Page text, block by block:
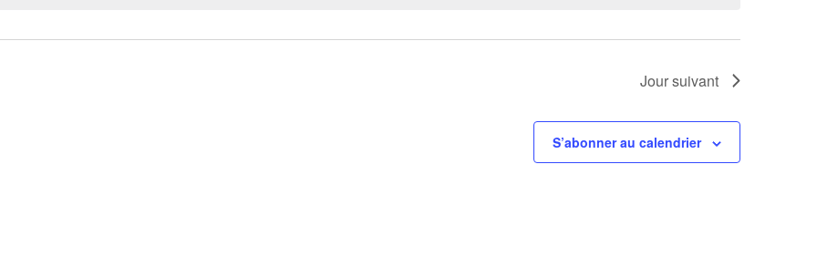
Jour suivant
S’abonner au calendrier